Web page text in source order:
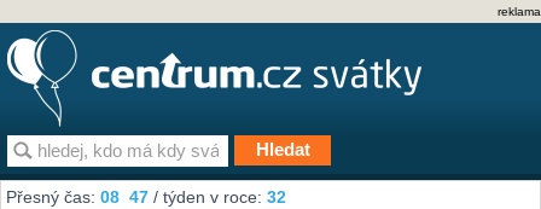
reklama
Přesný čas:08 47 / týden v roce:32